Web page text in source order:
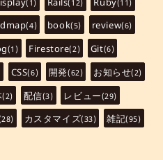
(1) (12) (11)
(4) book(5) review(6)
(1) Firestore(2) Git(6)
CSS(6) 開発(62) お知らせ(2)
(2) 配信(3) レビュー(29)
カスタマイズ(33) 雑記(95)